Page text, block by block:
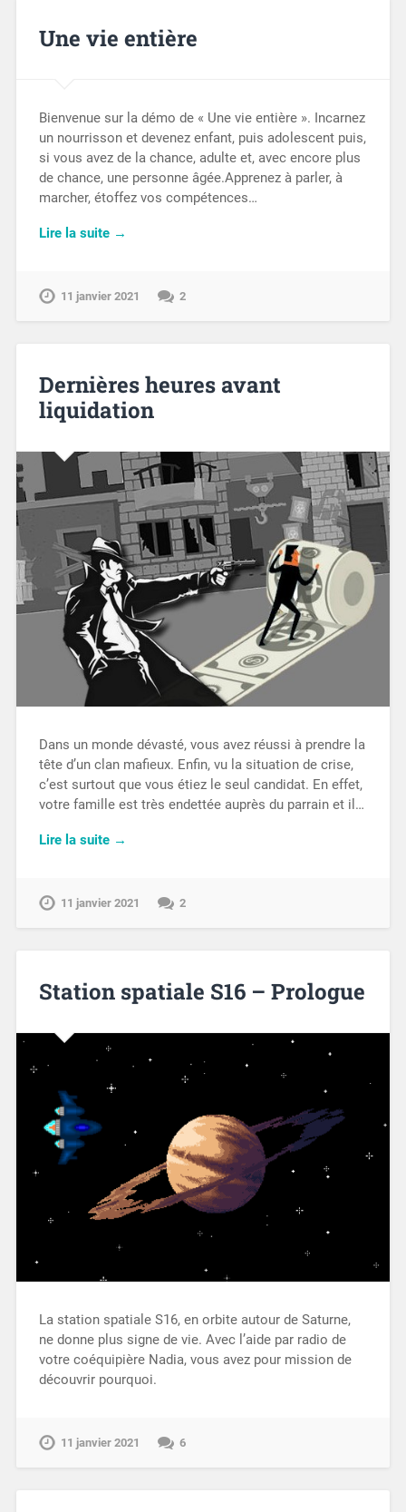
Une vie entière
Bienvenue sur la démo de « Une vie entière ». Incarnez
un nourrisson et devenez enfant, puis adolescent puis,
si vous avez de la chance, adulte et, avec encore plus
de chance, une personne âgée.Apprenez à parler, à
marcher, étoffez vos compétences…
Lire la suite →
11 janvier 2021 2
Dernières heures avant
liquidation
Dans un monde dévasté, vous avez réussi à prendre la
tête d’un clan mafieux. Enfin, vu la situation de crise,
c’est surtout que vous étiez le seul candidat. En effet,
votre famille est très endettée auprès du parrain et il…
Lire la suite →
11 janvier 2021 2
Station spatiale S16 – Prologue
La station spatiale S16, en orbite autour de Saturne,
ne donne plus signe de vie. Avec l’aide par radio de
votre coéquipière Nadia, vous avez pour mission de
découvrir pourquoi.
11 janvier 2021 6